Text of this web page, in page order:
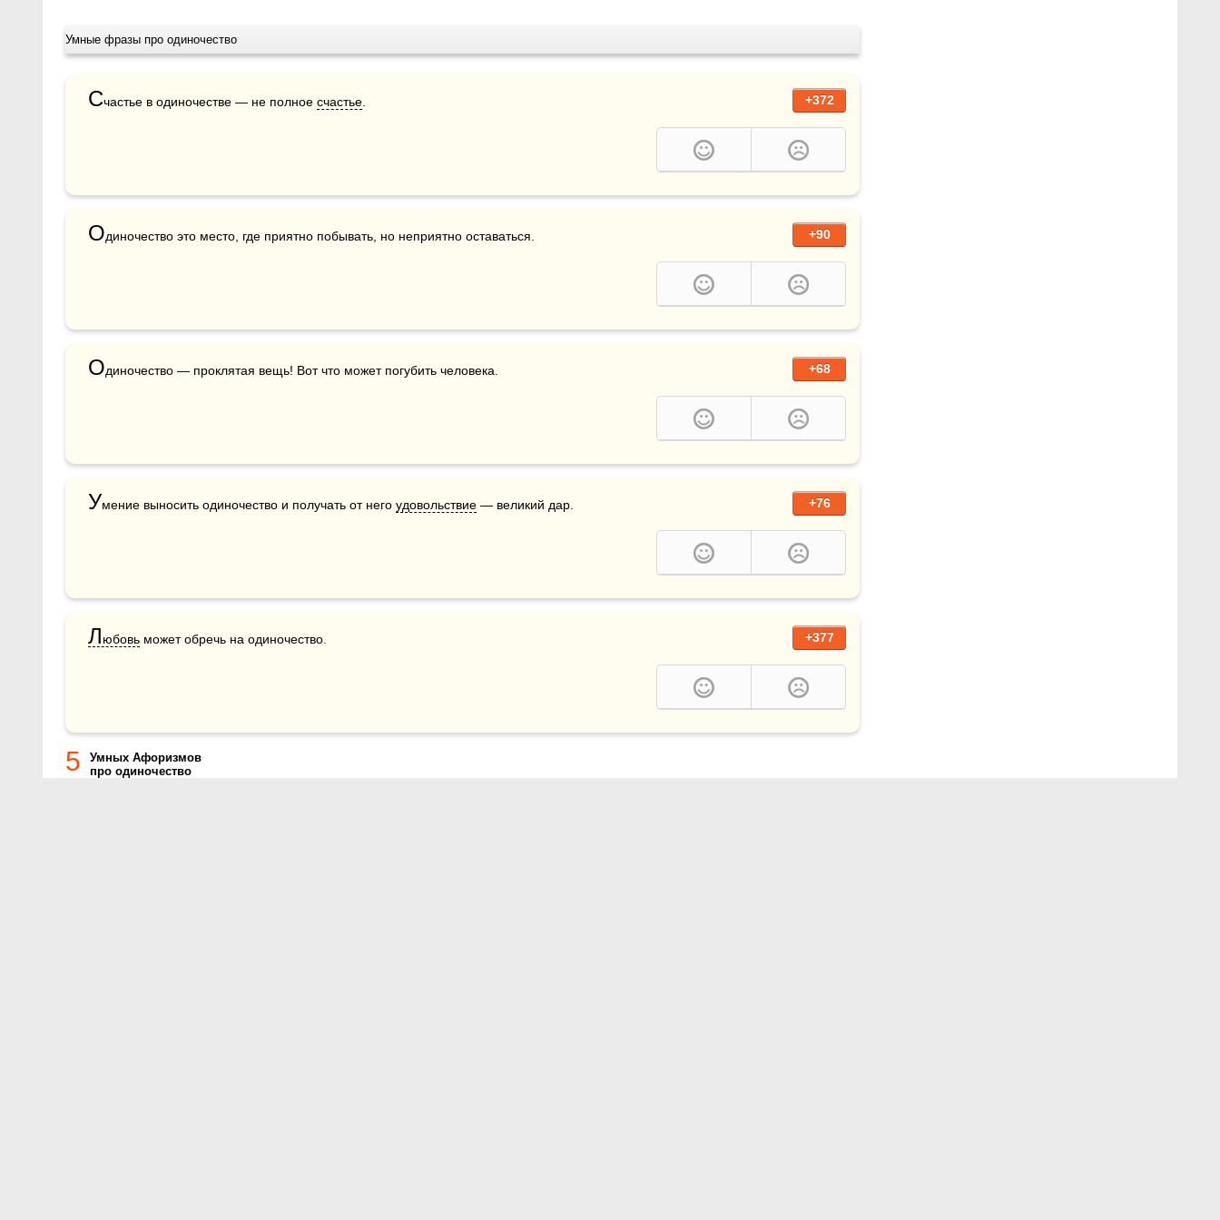
Умные фразы про одиночество
+372
Счастье в одиночестве — не полное счастье
+90
Одиночество это место, где приятно побывать, но неприятно оставаться.
+68
Одиночество — проклятая вещь! Вот что может погубить человека.
+76
Умение выносить одиночество и получать от него удовольствие — великий дар.
+377
Любовь может обречь на одиночество.
5
Умных Афоризмов
про одиночество